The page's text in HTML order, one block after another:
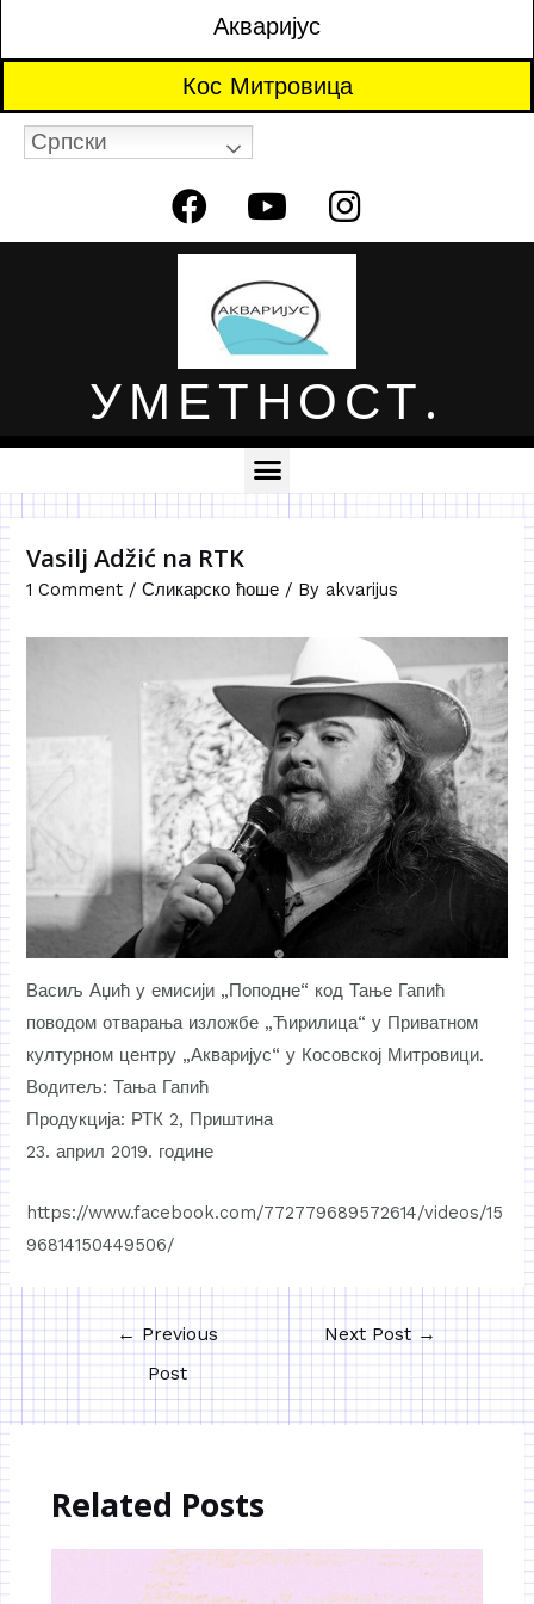
Акваријус
Кос Митровица
Српски
УМЕТНОСТ.
Vasilj Adžić na RTK
1 Comment /Сликарско ћоше / By akvarijus
Васиљ Аџић у емисији „Поподне“ код Тање Гапић
поводом отварања изложбе „Ћирилица“ у Приватном
културном центру „Акваријус“ у Косовској Митровици.
Водитељ: Тања Гапић
Продукција: РТК 2, Приштина
23. април 2019. године
https://www.facebook.com/772779689572614/videos/15
96814150449506/
← Previous
Post
Next Post →
Related Posts